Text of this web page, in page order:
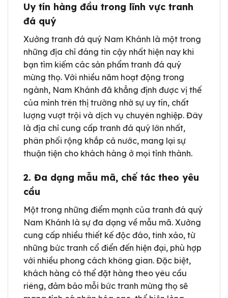
Uy tín hàng đầu trong lĩnh vực tranh
đá quý
Xưởng tranh đá quý Nam Khánh là một trong
những địa chỉ đáng tin cậy nhất hiện nay khi
bạn tìm kiếm các sản phẩm tranh đá quý
mừng thọ. Với nhiều năm hoạt động trong
ngành, Nam Khánh đã khẳng định được vị thế
của mình trên thị trường nhờ sự uy tín, chất
lượng vượt trội và dịch vụ chuyên nghiệp. Đây
là địa chỉ cung cấp tranh đá quý lớn nhất,
phân phối rộng khắp cả nước, mang lại sự
thuận tiện cho khách hàng ở mọi tỉnh thành.
2. Đa dạng mẫu mã, chế tác theo yêu
cầu
Một trong những điểm mạnh của tranh đá quý
Nam Khánh là sự đa dạng về mẫu mã. Xưởng
cung cấp nhiều thiết kế độc đáo, tinh xảo, từ
những bức tranh cổ điển đến hiện đại, phù hợp
với nhiều phong cách không gian. Đặc biệt,
khách hàng có thể đặt hàng theo yêu cầu
riêng, đảm bảo mỗi bức tranh mừng thọ sẽ